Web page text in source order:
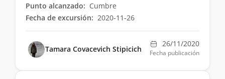
Punto alcanzado: Cumbre
Fecha de excursión: 2020-11-26
Tamara Covacevich Stipicich
26/11/2020
Fecha publicación